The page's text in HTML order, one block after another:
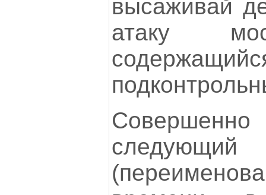
высаживай
атаку
Совершенно
следующий